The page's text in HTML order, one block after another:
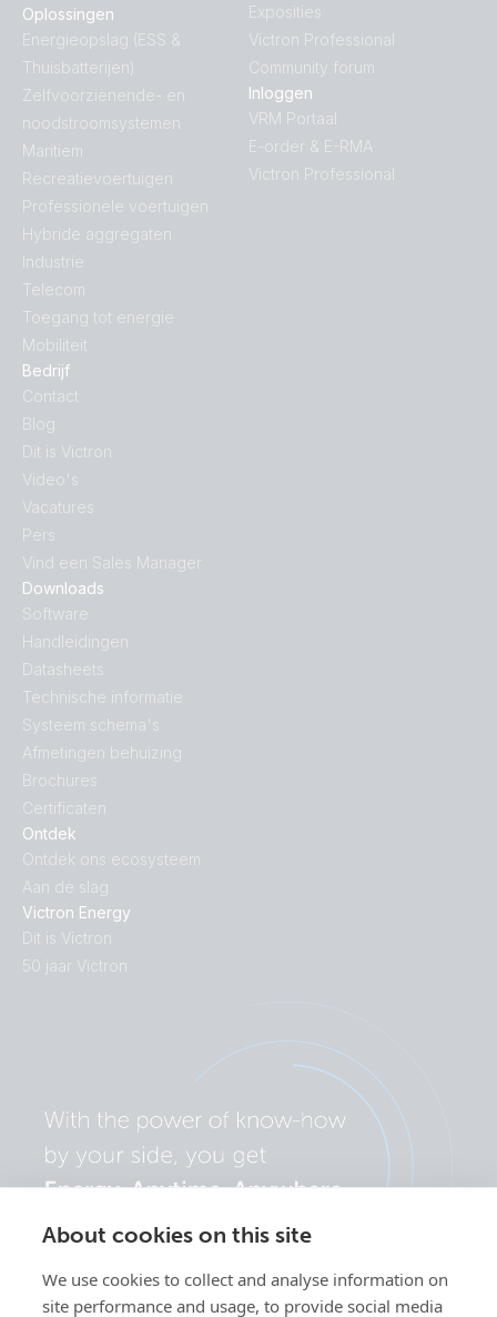
About cookies on this site
We use cookies to collect and analyse information on
site performance and usage, to provide social media
Ontdek
Ontdek ons ecosysteem
Aan de slag
Victron Energy
Dit is Victron
50 jaar Victron
Downloads
Software
Handleidingen
Datasheets
Technische informatie
Systeem schema's
Afmetingen behuizing
Brochures
Certificaten
Oplossingen
Energieopslag (ESS &
Thuisbatterijen)
Zelfvoorzienende- en
noodstroomsystemen
Maritiem
Recreatievoertuigen
Professionele voertuigen
Hybride aggregaten
Industrie
Telecom
Toegang tot energie
Mobiliteit
Bedrijf
Contact
Blog
Dit is Victron
Video's
Vacatures
Pers
Vind een Sales Manager
Exposities
Victron Professional
Community forum
Inloggen
VRM Portaal
E-order & E-RMA
Victron Professional